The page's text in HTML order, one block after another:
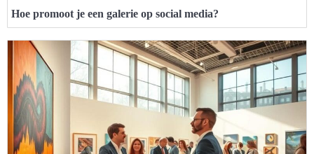
Hoe promoot je een galerie op social media?